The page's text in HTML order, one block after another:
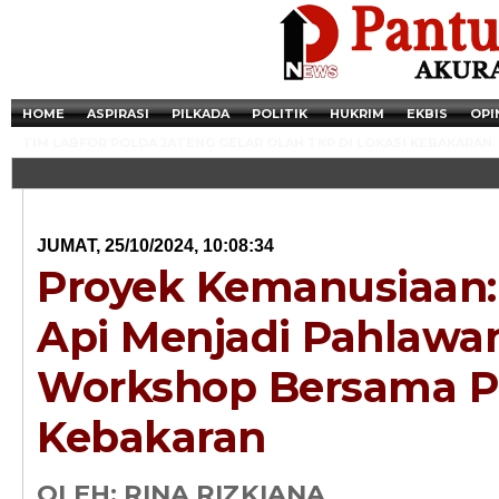
HOME ASPIRASI PILKADA POLITIK HUKRIM EKBIS
JUMAT, 25/10/2024, 10:08:34
Proyek
Api Menjadi
Workshop Bersama
Kebakaran